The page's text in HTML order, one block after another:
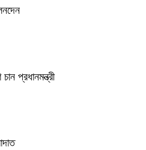
প্রধানমন্ত্রী